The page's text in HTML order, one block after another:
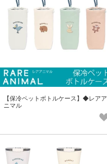
【保冷ペットボトルケース】◆レアア
ニマル